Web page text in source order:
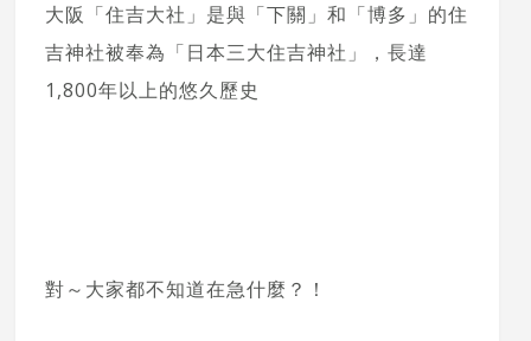
大阪「住吉大社」是與「下關」和「博多」的住
吉神社被奉為「日本三大住吉神社」，長達
1,800年以上的悠久歷史
對～大家都不知道在急什麼？！